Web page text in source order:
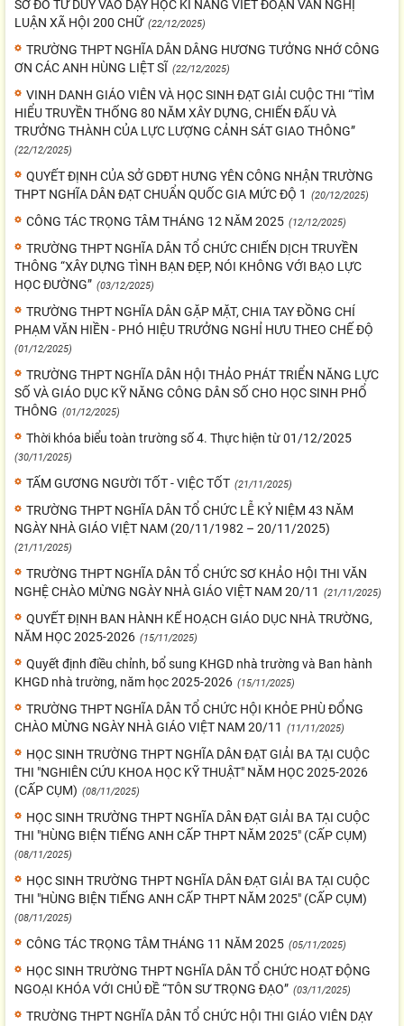
SƠ ĐỒ TƯ DUY VÀO DẠY HỌC KĨ NĂNG VIẾT ĐOẠN VĂN NGHỊ
LUẬN XÃ HỘI 200 CHỮ (22/12/2025)
TRƯỜNG THPT NGHĨA DÂN DÂNG HƯƠNG TƯỞNG NHỚ CÔNG
ƠN CÁC ANH HÙNG LIỆT SĨ (22/12/2025)
VINH DANH GIÁO VIÊN VÀ HỌC SINH ĐẠT GIẢI CUỘC THI “TÌM
HIỂU TRUYỀN THỐNG 80 NĂM XÂY DỰNG, CHIẾN ĐẤU VÀ
TRƯỞNG THÀNH CỦA LỰC LƯỢNG CẢNH SÁT GIAO THÔNG”
(22/12/2025)
QUYẾT ĐỊNH CỦA SỞ GDĐT HƯNG YÊN CÔNG NHẬN TRƯỜNG
THPT NGHĨA DÂN ĐẠT CHUẨN QUỐC GIA MỨC ĐỘ 1
(20/12/2025)
CÔNG TÁC TRỌNG TÂM THÁNG 12 NĂM 2025 (12/12/2025)
TRƯỜNG THPT NGHĨA DÂN TỔ CHỨC CHIẾN DỊCH TRUYỀN
THÔNG “XÂY DỰNG TÌNH BẠN ĐẸP, NÓI KHÔNG VỚI BẠO LỰC
HỌC ĐƯỜNG” (03/12/2025)
TRƯỜNG THPT NGHĨA DÂN GẶP MẶT, CHIA TAY ĐỒNG CHÍ
PHẠM VĂN HIỀN - PHÓ HIỆU TRƯỞNG NGHỈ HƯU THEO CHẾ ĐỘ
(01/12/2025)
TRƯỜNG THPT NGHĨA DÂN HỘI THẢO PHÁT TRIỂN NĂNG LỰC
SỐ VÀ GIÁO DỤC KỸ NĂNG CÔNG DÂN SỐ CHO HỌC SINH PHỔ
THÔNG (01/12/2025)
Thời khóa biểu toàn trường số 4. Thực hiện từ 01/12/2025
(30/11/2025)
TẤM GƯƠNG NGƯỜI TỐT - VIỆC TỐT (21/11/2025)
TRƯỜNG THPT NGHĨA DÂN TỔ CHỨC LỄ KỶ NIỆM 43 NĂM
NGÀY NHÀ GIÁO VIỆT NAM (20/11/1982 – 20/11/2025)
(21/11/2025)
TRƯỜNG THPT NGHĨA DÂN TỔ CHỨC SƠ KHẢO HỘI THI VĂN
NGHỆ CHÀO MỪNG NGÀY NHÀ GIÁO VIỆT NAM 20/11
(21/11/2025)
QUYẾT ĐỊNH BAN HÀNH KẾ HOẠCH GIÁO DỤC NHÀ TRƯỜNG,
NĂM HỌC 2025-2026 (15/11/2025)
Quyết định điều chỉnh, bổ sung KHGD nhà trường và Ban hành
KHGD nhà trường, năm học 2025-2026 (15/11/2025)
TRƯỜNG THPT NGHĨA DÂN TỔ CHỨC HỘI KHỎE PHÙ ĐỔNG
CHÀO MỪNG NGÀY NHÀ GIÁO VIỆT NAM 20/11
(11/11/2025)
HỌC SINH TRƯỜNG THPT NGHĨA DÂN ĐẠT GIẢI BA TẠI CUỘC
THI "NGHIÊN CỨU KHOA HỌC KỸ THUẬT" NĂM HỌC 2025-2026
(CẤP CỤM) (08/11/2025)
HỌC SINH TRƯỜNG THPT NGHĨA DÂN ĐẠT GIẢI BA TẠI CUỘC
THI "HÙNG BIỆN TIẾNG ANH CẤP THPT NĂM 2025" (CẤP CỤM)
(08/11/2025)
HỌC SINH TRƯỜNG THPT NGHĨA DÂN ĐẠT GIẢI BA TẠI CUỘC
THI "HÙNG BIỆN TIẾNG ANH CẤP THPT NĂM 2025" (CẤP CỤM)
(08/11/2025)
CÔNG TÁC TRỌNG TÂM THÁNG 11 NĂM 2025 (05/11/2025)
HỌC SINH TRƯỜNG THPT NGHĨA DÂN TỔ CHỨC HOẠT ĐỘNG
NGOẠI KHÓA VỚI CHỦ ĐỀ “TÔN SƯ TRỌNG ĐẠO” (03/11/2025)
TRƯỜNG THPT NGHĨA DÂN TỔ CHỨC HỘI THI GIÁO VIÊN DẠY